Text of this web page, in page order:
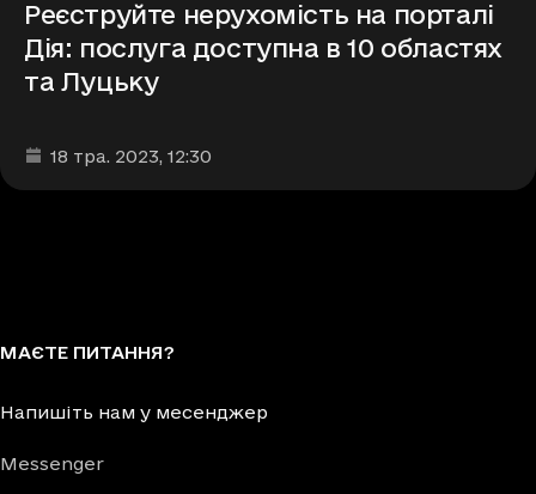
Реєструйте нерухомість на порталі
Дія: послуга доступна в 10 областях
та Луцьку
Дата та час публікації
18 тра. 2023, 12:30
МАЄТЕ ПИТАННЯ?
Напишіть нам у месенджер
Messenger